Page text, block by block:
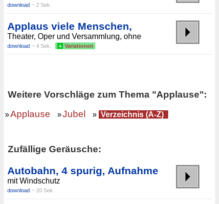
download ~ 2 Sek.
Applaus viele Menschen,
Theater, Oper und Versammlung, ohne
download ~ 4 Sek. + Variationen
Weitere Vorschläge zum Thema "Applause":
»Applause »Jubel » Verzeichnis (A-Z)
Zufällige Geräusche:
Autobahn, 4 spurig, Aufnahme
mit Windschutz
download ~ 20 Sek.